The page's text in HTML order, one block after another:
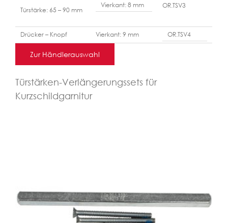
Türstärke: 65 – 90 mm
Vierkant: 8 mm OR.TSV3
Drücker – Knopf Vierkant: 9 mm OR.TSV4
Zur Händlerauswahl
Türstärken-Verlängerungssets für
Kurzschildgarnitur